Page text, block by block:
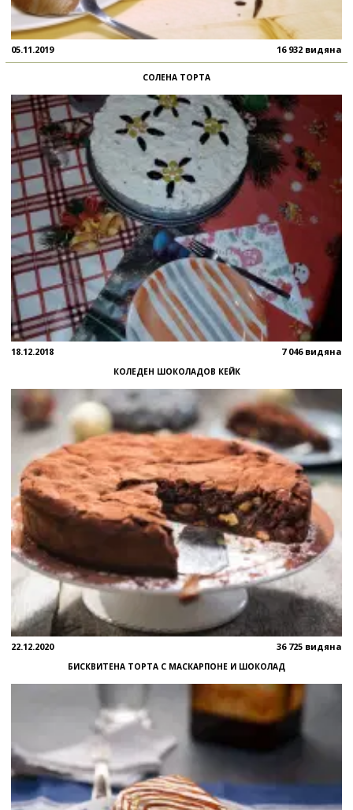
05.11.2019 16 932 видяна
СОЛЕНА ТОРТА
18.12.2018 7 046 видяна
КОЛЕДЕН ШОКОЛАДОВ КЕЙК
22.12.2020 36 725 видяна
БИСКВИТЕНА ТОРТА С МАСКАРПОНЕ И ШОКОЛАД